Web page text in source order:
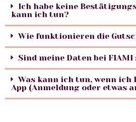
Ich habe keine
kann ich tun?
Wie funktionieren die
Sind meine Daten bei
Was kann ich tun, wenn ich
App (Anmeldung oder etwas